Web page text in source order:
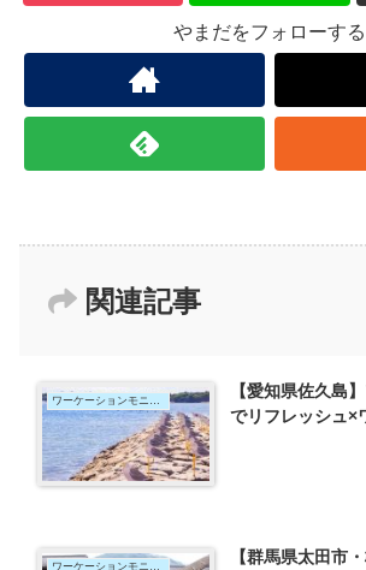
やまだをフォローする
関連記事
ワーケーションモニター
【愛知県佐久島
でリフレッシュ×
【群馬県太田市